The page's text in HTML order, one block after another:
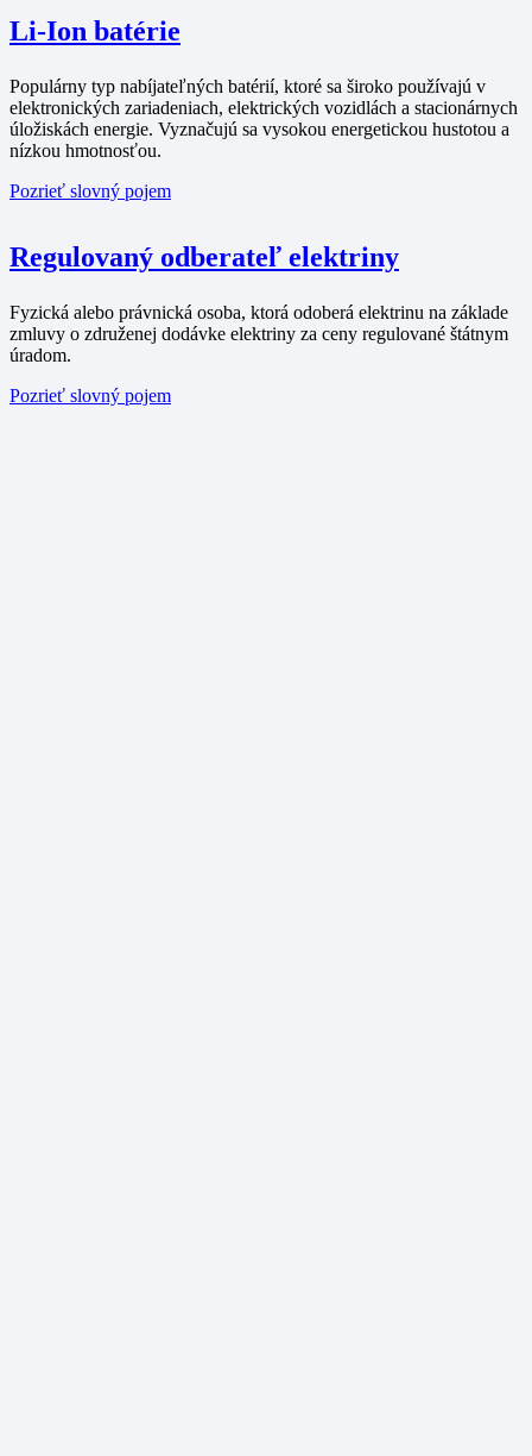
Li-Ion batérie
Populárny typ nabíjateľných batérií, ktoré sa široko používajú v
elektronických zariadeniach, elektrických vozidlách a stacionárnych
úložiskách energie. Vyznačujú sa vysokou energetickou hustotou a
nízkou hmotnosťou.
Pozrieť slovný pojem
Regulovaný odberateľ elektriny
Fyzická alebo právnická osoba, ktorá odoberá elektrinu na základe
zmluvy o združenej dodávke elektriny za ceny regulované štátnym
úradom.
Pozrieť slovný pojem